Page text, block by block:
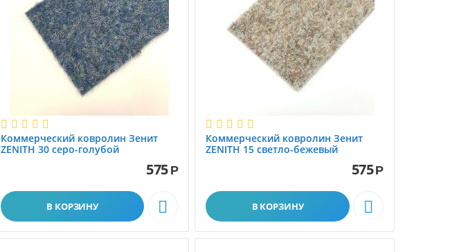
Коммерческий ковролин Зенит
ZENITH 30 серо-голубой
575 Р
В КОРЗИНУ 
Коммерческий ковролин Зенит
ZENITH 15 светло-бежевый
575Р
В КОРЗИНУ 